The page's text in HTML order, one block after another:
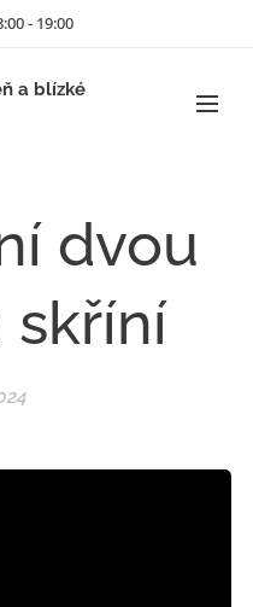
- 19:00
a blízké
dvou
skříní